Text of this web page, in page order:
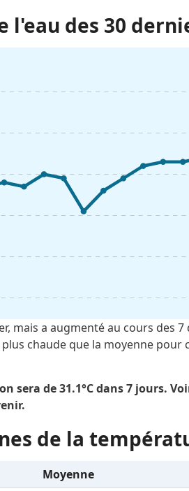
l'eau des 30
mais a augmenté au cours des
chaude que la moyenne pour
sera de 31.1°C dans 7 jours.
de la
Moyenne